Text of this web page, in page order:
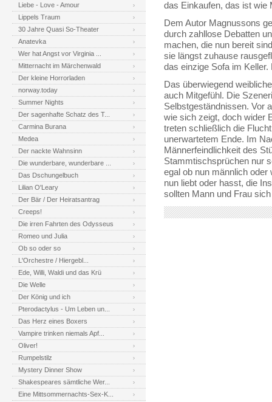
Liebe - Love - Amour
Lippels Traum
30 Jahre Quasi So-Theater
Anatevka
Wer hat Angst vor Virginia ...
Mitternacht im Märchenwald
Der kleine Horrorladen
norway.today
Summer Nights
Der sagenhafte Schatz des T...
Carmina Burana
Medea
Der nackte Wahnsinn
Die wunderbare, wunderbare ...
Das Dschungelbuch
Lilian O'Leary
Der Bär / Der Heiratsantrag
Creeps!
Die irren Fahrten des Odysseus
Romeo und Julia
Ob so oder so
L'Orchestre / Hiergebl...
Ede, Willi, Waldi und das Krü
Die Welle
Der König und ich
Pterodactylus - Um Leben un...
Das Herz eines Boxers
Vampire trinken niemals Apf...
Oliver!
Rumpelstilz
Mystery Dinner Show
Shakespeares sämtliche Wer...
Eine Mittsommernachts-Sex-K...
das Einkaufen, das ist wie
Dem Autor Magnussons
durch zahllose Debatten
machen, die nun bereit
sie längst zuhause
das einzige Sofa im
Das überwiegend
auch Mitgefühl. Die
Selbstgeständnissen. Vor
wie sich zeigt, doch wider
treten schließlich die
unerwartetem Ende. Im
Männerfeindlichkeit des
Stammtischsprüchen nur
egal ob nun männlich
nun liebt oder hasst, die
sollten Mann und Frau